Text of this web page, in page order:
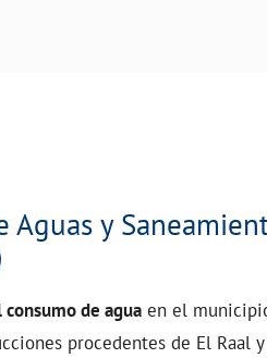
Aguas y
de agua en el
procedentes de El Raal